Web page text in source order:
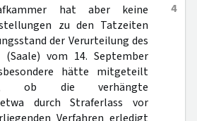
4
hat aber keine
zu den Tatzeiten
der Verurteilung des
vom 14. September
hätte mitgeteilt
ob die verhängte
durch Straferlass vor